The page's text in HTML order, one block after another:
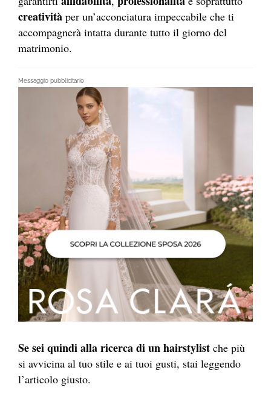
creatività per un’acconciatura impeccabile che ti
accompagnerà intatta durante tutto il giorno del
matrimonio.
Messaggio pubblicitario
Se sei quindi alla ricerca di unhairstylist che più
si avvicina al tuo stile e ai tuoi gusti, stai leggendo
l’articolo giusto.